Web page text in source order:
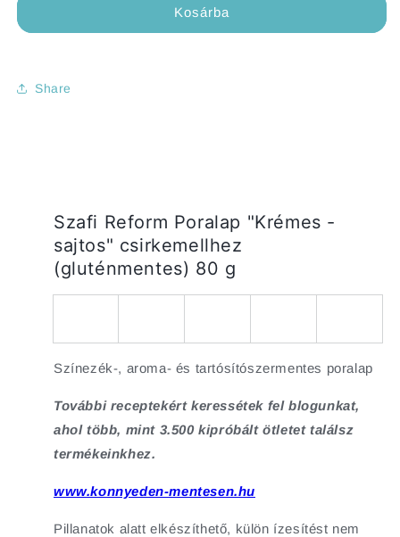
Havi feliratkozásKosárba
Share
Szafi Reform Poralap "Krémes -
sajtos" csirkemellhez
(gluténmentes) 80 g
Színezék-, aroma- és tartósítószermentes poralap
További receptekért keressétek fel blogunkat,
ahol több, mint 3.500 kipróbált ötletet találsz
termékeinkhez.
www.konnyeden-mentesen.hu
Pillanatok alatt elkészíthető, külön ízesítést nem